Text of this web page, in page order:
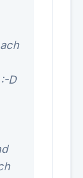
D